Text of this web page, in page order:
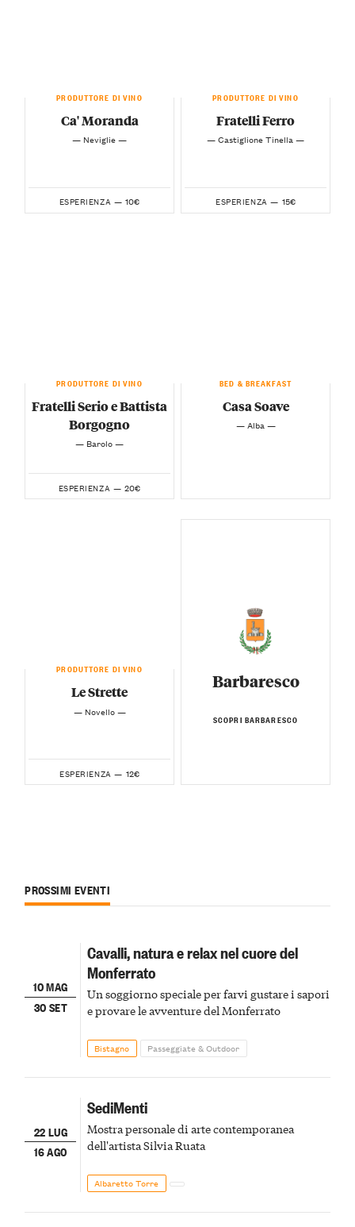
PRODUTTORE DI VINO
Ca' Moranda
— Neviglie —
ESPERIENZA — 10€
PRODUTTORE DI VINO
Fratelli Ferro
— Castiglione Tinella —
ESPERIENZA — 15€
PRODUTTORE DI VINO
Fratelli Serio e Battista
Borgogno
— Barolo —
ESPERIENZA — 20€
BED & BREAKFAST
Casa Soave
— Alba —
PRODUTTORE DI VINO
Le Strette
— Novello —
ESPERIENZA — 12€
Barbaresco
SCOPRI BARBARESCO
PROSSIMI EVENTI
10 MAG
30 SET
Cavalli, natura e relax nel cuore del
Monferrato
Un soggiorno speciale per farvi gustare i sapori
e provare le avventure del Monferrato
Bistagno Passeggiate & Outdoor
22 LUG
16 AGO
SediMenti
Mostra personale di arte contemporanea
dell'artista Silvia Ruata
Albaretto Torre